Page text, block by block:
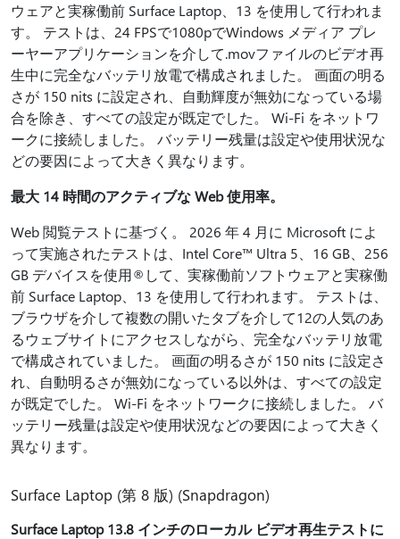
ウェアと実稼働前 Surface Laptop、13 を使用して行われま
す。 テストは、24 FPSで1080pでWindows メディア プレ
ーヤーアプリケーションを介して.movファイルのビデオ再
生中に完全なバッテリ放電で構成されました。 画面の明る
さが 150 nits に設定され、自動輝度が無効になっている場
合を除き、すべての設定が既定でした。 Wi-Fi をネットワ
ークに接続しました。 バッテリー残量は設定や使用状況な
どの要因によって大きく異なります。
最大 14 時間のアクティブな Web 使用率。
Web 閲覧テストに基づく。 2026 年 4 月に Microsoft によ
って実施されたテストは、Intel Core™ Ultra 5、16 GB、256
GB デバイスを使用®して、実稼働前ソフトウェアと実稼働
前 Surface Laptop、13 を使用して行われます。 テストは、
ブラウザを介して複数の開いたタブを介して12の人気のあ
るウェブサイトにアクセスしながら、完全なバッテリ放電
で構成されていました。 画面の明るさが 150 nits に設定さ
れ、自動明るさが無効になっている以外は、すべての設定
が既定でした。 Wi-Fi をネットワークに接続しました。 バ
ッテリー残量は設定や使用状況などの要因によって大きく
異なります。
Surface Laptop (第 8 版) (Snapdragon)
Surface Laptop 13.8 インチのローカル ビデオ再生テストに